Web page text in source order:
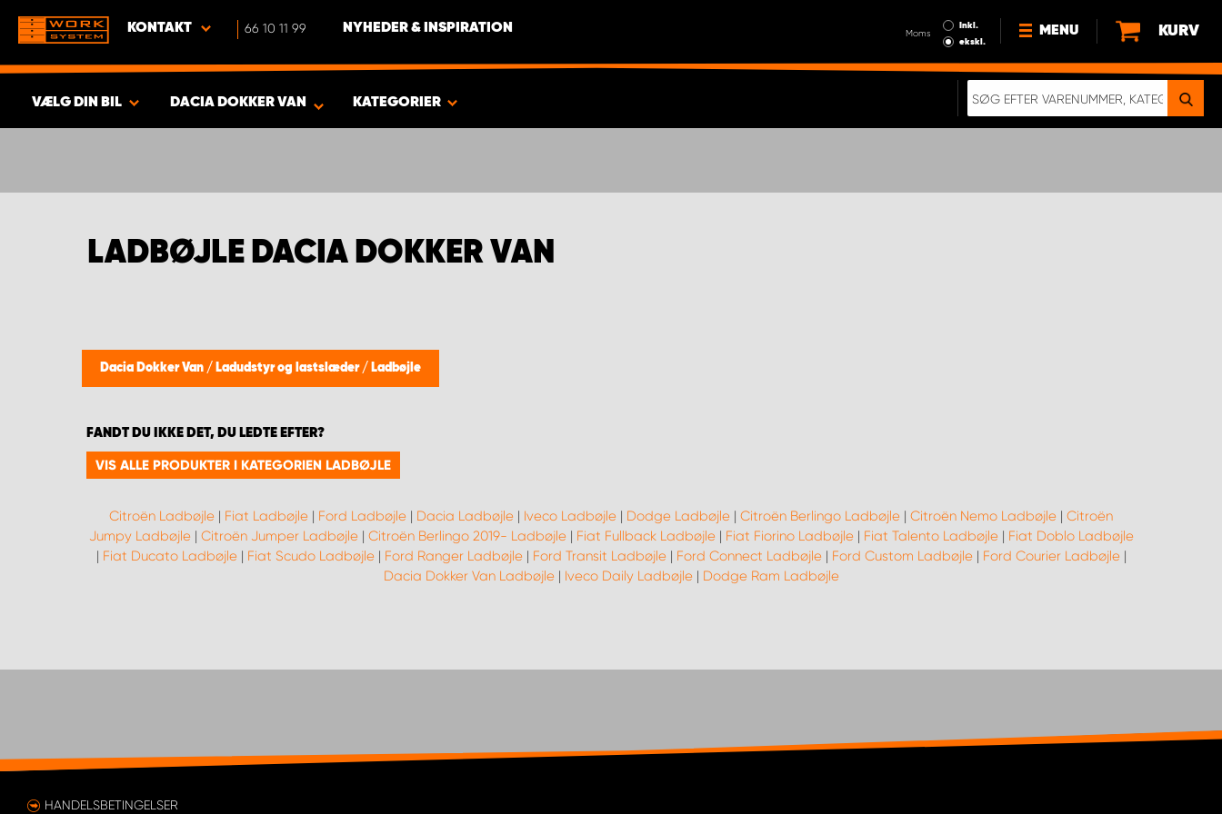
KONTAKT 66 10 11 99 NYHEDER & INSPIRATION Moms
Inkl.
ekskl.
MENU
HVORFOR VÆLGE WORK
KURV
VÆLG DIN BIL DACIA DOKKER VAN KATEGORIER
LADBØJLE DACIA DOKKER VAN
Dacia Dokker Van / Ladudstyr og lastslæder / Ladbøjle
FANDT DU IKKE DET, DU LEDTE EFTER?
VIS ALLE PRODUKTER I KATEGORIEN LADBØJLE
Citroën Ladbøjle | Fiat Ladbøjle | Ford Ladbøjle | Dacia Ladbøjle | Iveco Ladbøjle | Dodge Ladbøjle | Citroën Berlingo Ladbøjle | Citroën Nemo Ladbøjle | Citroën
Jumpy Ladbøjle| Citroën Jumper Ladbøjle| Citroën Berlingo 2019- Ladbøjle| Fiat Fullback Ladbøjle| Fiat Fiorino Ladbøjle| Fiat Talento Ladbøjle| Fiat Doblo Ladbøjle
| Fiat Ducato Ladbøjle| Fiat Scudo Ladbøjle| Ford Ranger Ladbøjle| Ford Transit Ladbøjle| Ford Connect Ladbøjle| Ford Custom Ladbøjle| Ford Courier Ladbøjle|
Dacia Dokker Van Ladbøjle| Iveco Daily Ladbøjle| Dodge Ram Ladbøjle
HANDELSBETINGELSER